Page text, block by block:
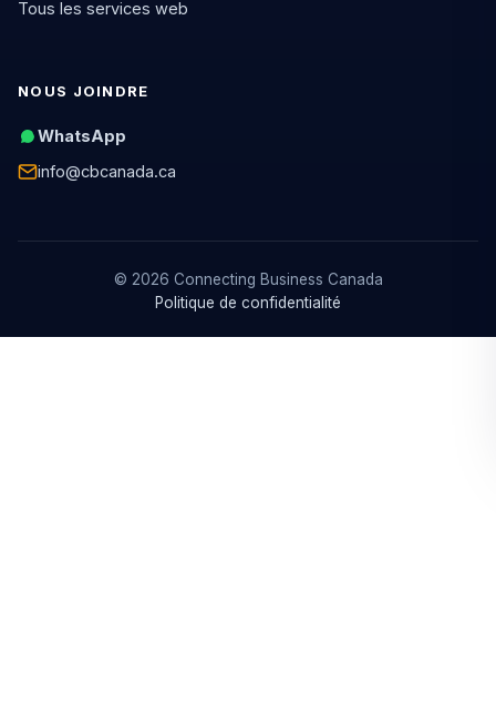
Tous les services web
NOUS JOINDRE
WhatsApp
info@cbcanada.ca
© 2026 Connecting Business Canada
Politique de confidentialité